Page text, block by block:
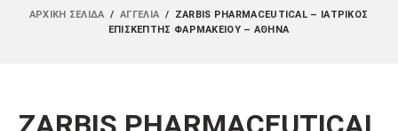
ΑΡΧΙΚΉ ΣΕΛΊΔΑ / ΑΓΓΕΛΊΑ /
ZARBIS PHARMACEUTICAL – ΙΑΤΡΙΚΟΣ
ΕΠΙΣΚΕΠΤΗΣ ΦΑΡΜΑΚΕΙΟΥ – ΑΘΗΝΑ